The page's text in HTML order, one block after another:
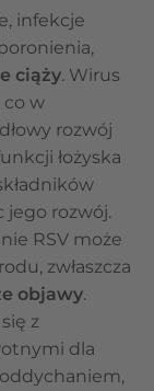
infekcje
ciąży. Wirus
co w
rozwój
łożyska
jego rozwój.
RSV może
zwłaszcza
objawy.
z
dla